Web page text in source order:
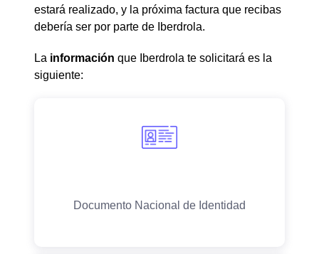
estará realizado, y la próxima factura que recibas
debería ser por parte de Iberdrola.
La información que Iberdrola te solicitará es la
siguiente: